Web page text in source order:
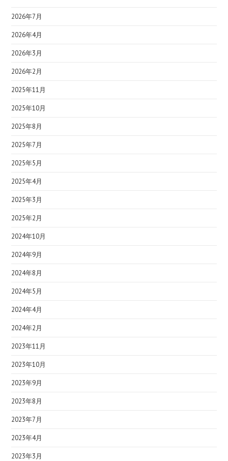
2026年7月
2026年4月
2026年3月
2026年2月
2025年11月
2025年10月
2025年8月
2025年7月
2025年5月
2025年4月
2025年3月
2025年2月
2024年10月
2024年9月
2024年8月
2024年5月
2024年4月
2024年2月
2023年11月
2023年10月
2023年9月
2023年8月
2023年7月
2023年4月
2023年3月